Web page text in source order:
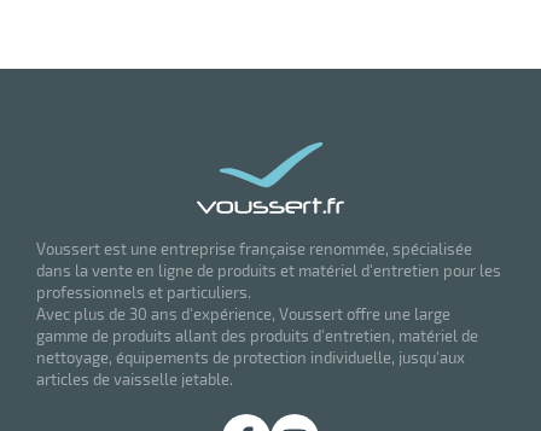
Voussert est une entreprise française renommée, spécialisée
dans la vente en ligne de produits et matériel d'entretien pour les
professionnels et particuliers.
Avec plus de 30 ans d'expérience, Voussert offre une large
gamme de produits allant des produits d'entretien, matériel de
nettoyage, équipements de protection individuelle, jusqu'aux
articles de vaisselle jetable.